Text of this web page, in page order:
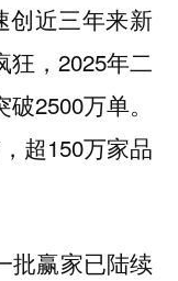
创近三年来新
狂，2025年二
2500万单。
超150万家品
批赢家已陆续